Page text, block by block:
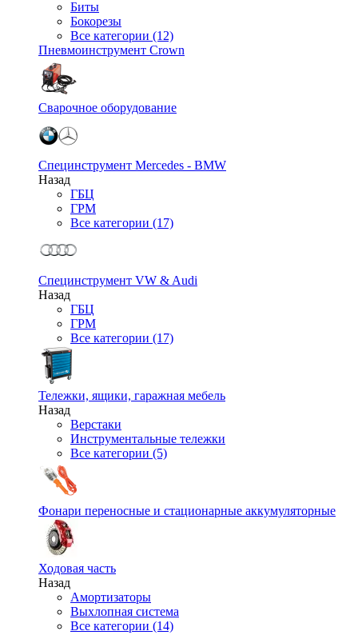
Биты
Бокорезы
Все категории (12)
Пневмоинструмент Crown
Сварочное оборудование
Специнструмент Mercedes - BMW
Назад
ГБЦ
ГРМ
Все категории (17)
Специнструмент VW & Audi
Назад
ГБЦ
ГРМ
Все категории (17)
Тележки, ящики, гаражная мебель
Назад
Верстаки
Инструментальные тележки
Все категории (5)
Фонари переносные и стационарные аккумуляторные
Ходовая часть
Назад
Амортизаторы
Выхлопная система
Все категории (14)